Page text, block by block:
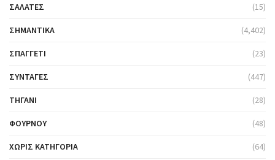
ΣΑΛΆΤΕΣ (15)
ΣΗΜΑΝΤΙΚΆ (4,402)
ΣΠΑΓΓΈΤΙ (23)
ΣΥΝΤΑΓΈΣ (447)
ΤΗΓΆΝΙ (28)
ΦΟΎΡΝΟΥ (48)
ΧΩΡΊΣ ΚΑΤΗΓΟΡΊΑ (64)